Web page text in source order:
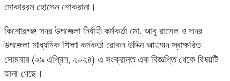
মোকাররম হোসেন শোকরানা।
কিশোরগঞ্জ সদর উপজেলা নির্বাহী কর্মকর্তা মো. আবু রাসেল ও সদর
উপজেলা মাধ্যমিক শিক্ষা কর্মকর্তা রোকন উদ্দিন আহম্মদ স্বাক্ষরিত
সোমবার (২৯ এপ্রিল, ২০২৪) এ সংক্রান্ত এক বিজ্ঞপ্তি থেকে বিষয়টি
জানা গেছে।